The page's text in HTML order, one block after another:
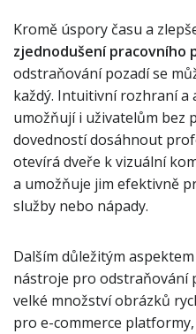
Kromě úspory času a
zjednodušení pracovního
odstraňování pozadí se
každý. Intuitivní rozhraní a
umožňují i uživatelům bez
dovedností dosáhnout
otevírá dveře k vizuální
a umožňuje jim efektivně
služby nebo nápady.
Dalším důležitým
nástroje pro odstraňování
velké množství obrázků
pro e-commerce